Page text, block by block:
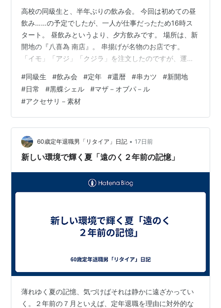
高校の同級生と、半年ぶりの飲み会。 今回は初めての昼
飲み……の予定でしたが、一人が仕事だったため16時ス
タート。 昼飲みというより、夕方飲みです。 場所は、新
開地の『八喜為 南店』。 串揚げが名物のお店です。
「イモ」「アジ」「クジラ」を注文したのですが、運ば
せん。 そこで、串揚げの写真を撮ってChatGPTに質問。
すると、 「小ぶりで細長いのがアジ、細長くボリューム
があるのがクジラ、丸みのある四角っぽいのがイモ」 と
の回答でした。 でも、どうも納得できない。 そこで私た
ちは、あえてチャッピ－とは逆の予想をしてみました。
結果は…… 正解した…
#同級生 #飲み会 #定年 #還暦 #串カツ #新開地
#日常 #黒蝶シェル #マザ－オブパ－ル
#アクセサリ－素材
60歳定年退職男「リタイア」日記 • 17日前
新しい環境で輝く夏「遠のく２年前の記憶」
薄れゆく夏の記憶、気づけばそれは静かに遠ざかってい
く。２年前の７月といえば、定年退職を理由に対外的な